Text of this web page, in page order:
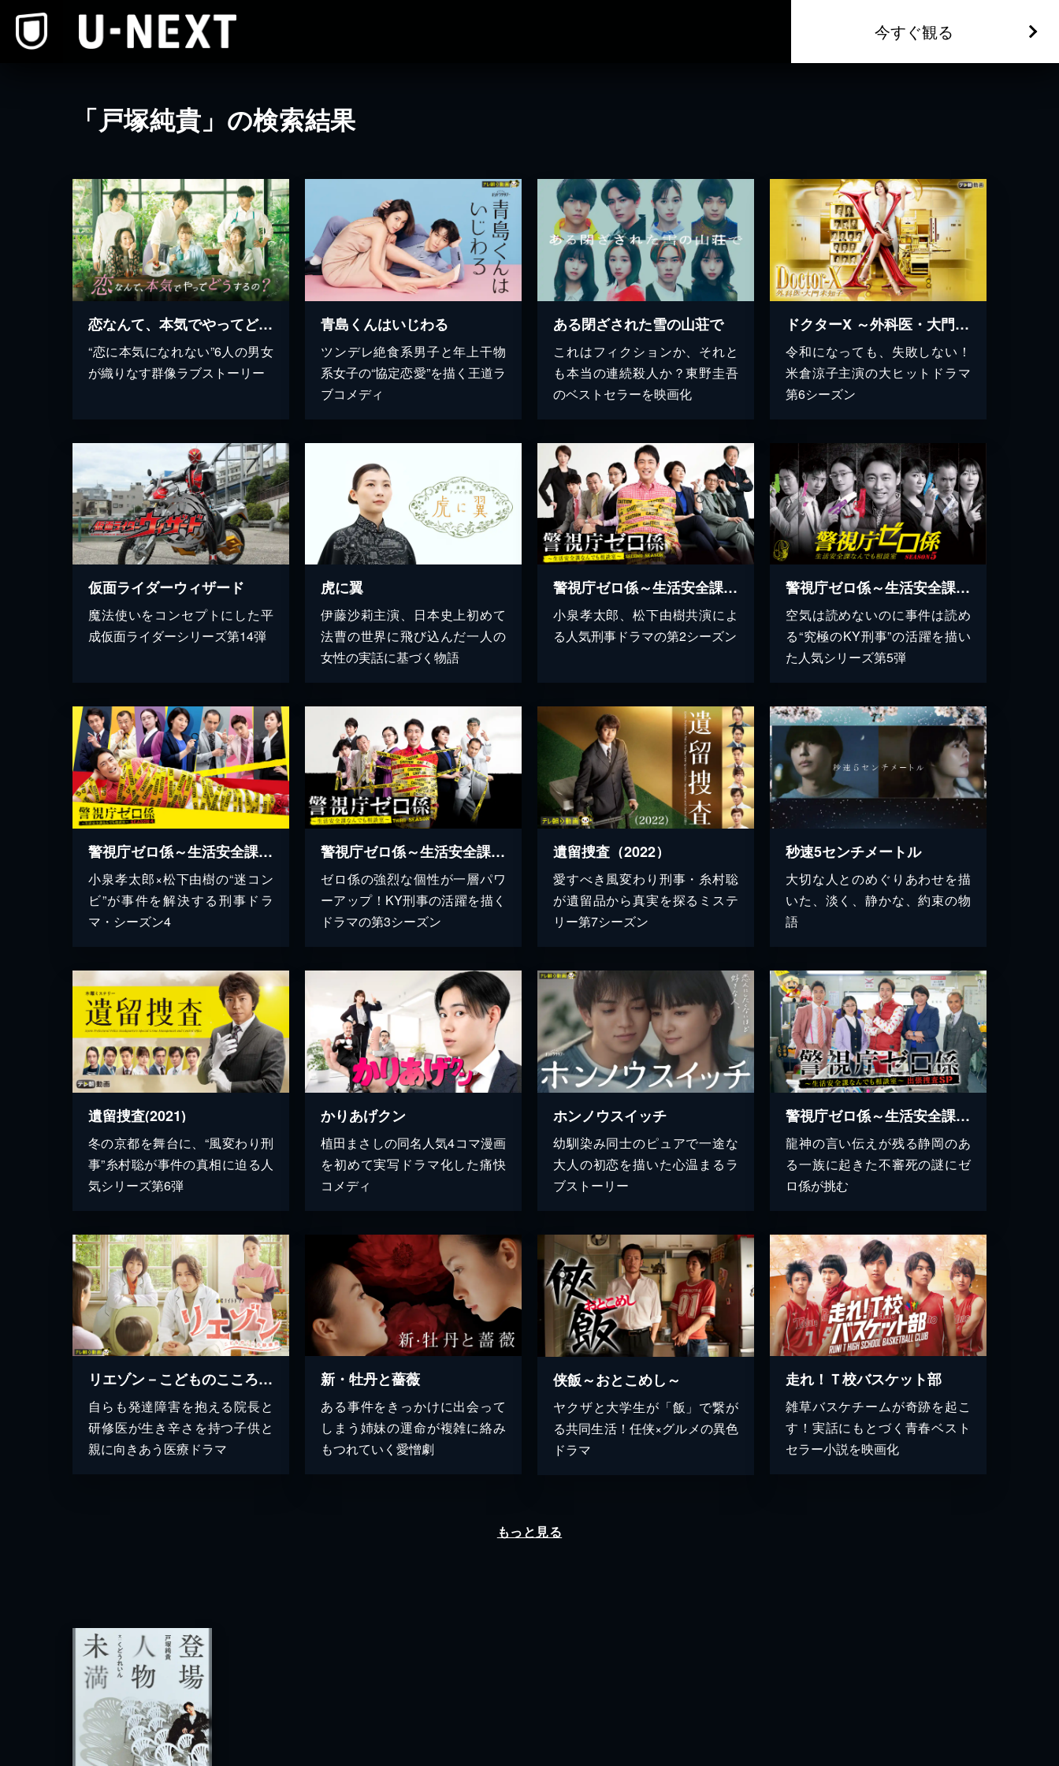
今すぐ観る
「戸塚純貴」の検索結果
恋なんて、本気でやってどうするの？
“恋に本気になれない”6人の男女
が織りなす群像ラブストーリー
青島くんはいじわる
ツンデレ絶食系男子と年上干物
系女子の“協定恋愛”を描く王道ラ
ブコメディ
ある閉ざされた雪の山荘で
これはフィクションか、それと
も本当の連続殺人か？東野圭吾
のベストセラーを映画化
ドクターX ～外科医・大門未知子～（2019）
令和になっても、失敗しない！
米倉涼子主演の大ヒットドラマ
第6シーズン
仮面ライダーウィザード
魔法使いをコンセプトにした平
成仮面ライダーシリーズ第14弾
虎に翼
伊藤沙莉主演、日本史上初めて
法曹の世界に飛び込んだ一人の
女性の実話に基づく物語
警視庁ゼロ係～生活安全課なんでも相談室～SECOND SEASON
小泉孝太郎、松下由樹共演によ
る人気刑事ドラマの第2シーズン
警視庁ゼロ係～生活安全課なんでも相談室～SEASON５
空気は読めないのに事件は読め
る“究極のKY刑事”の活躍を描い
た人気シリーズ第5弾
警視庁ゼロ係～生活安全課なんでも相談室～SEASON ４
小泉孝太郎×松下由樹の“迷コン
ビ”が事件を解決する刑事ドラ
マ・シーズン4
警視庁ゼロ係～生活安全課なんでも相談室～THIRD SEASON
ゼロ係の強烈な個性が一層パワ
ーアップ！KY刑事の活躍を描く
ドラマの第3シーズン
遺留捜査（2022）
愛すべき風変わり刑事・糸村聡
が遺留品から真実を探るミステ
リー第7シーズン
秒速5センチメートル
大切な人とのめぐりあわせを描
いた、淡く、静かな、約束の物
語
遺留捜査(2021)
冬の京都を舞台に、“風変わり刑
事”糸村聡が事件の真相に迫る人
気シリーズ第6弾
かりあげクン
植田まさしの同名人気4コマ漫画
を初めて実写ドラマ化した痛快
コメディ
ホンノウスイッチ
幼馴染み同士のピュアで一途な
大人の初恋を描いた心温まるラ
ブストーリー
警視庁ゼロ係～生活安全課なんでも相談室～出張捜査スペシャル
龍神の言い伝えが残る静岡のあ
る一族に起きた不審死の謎にゼ
ロ係が挑む
リエゾン－こどものこころ診療所－
自らも発達障害を抱える院長と
研修医が生き辛さを持つ子供と
親に向きあう医療ドラマ
新・牡丹と薔薇
ある事件をきっかけに出会って
しまう姉妹の運命が複雑に絡み
もつれていく愛憎劇
侠飯～おとこめし～
ヤクザと大学生が「飯」で繋が
る共同生活！任侠×グルメの異色
ドラマ
走れ！Ｔ校バスケット部
雑草バスケチームが奇跡を起こ
す！実話にもとづく青春ベスト
セラー小説を映画化
もっと見る